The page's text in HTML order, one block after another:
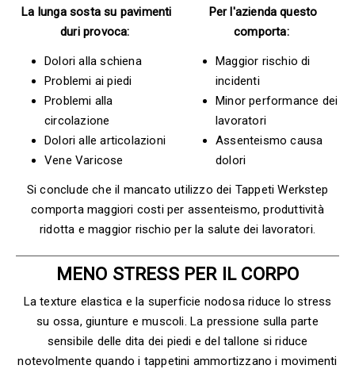
La lunga sosta su pavimenti
duri provoca:
Per l'azienda questo
comporta:
Dolori alla schiena
Problemi ai piedi
Problemi alla
circolazione
Dolori alle articolazioni
Vene Varicose
Maggior rischio di
incidenti
Minor performance dei
lavoratori
Assenteismo causa
dolori
Si conclude che il mancato utilizzo dei Tappeti Werkstep
comporta maggiori costi per assenteismo, produttività
ridotta e maggior rischio per la salute dei lavoratori.
MENO STRESS PER IL CORPO
La texture elastica e la superficie nodosa riduce lo stress
su ossa, giunture e muscoli. La pressione sulla parte
sensibile delle dita dei piedi e del tallone si riduce
notevolmente quando i tappetini ammortizzano i movimenti